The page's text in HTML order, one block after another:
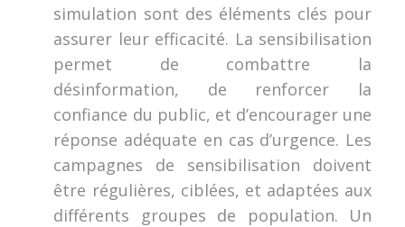
simulation sont des éléments clés pour
assurer leur efficacité. La sensibilisation
permet de combattre la
désinformation, de renforcer la
confiance du public, et d’encourager une
réponse adéquate en cas d’urgence. Les
campagnes de sensibilisation doivent
être régulières, ciblées, et adaptées aux
différents groupes de population. Un